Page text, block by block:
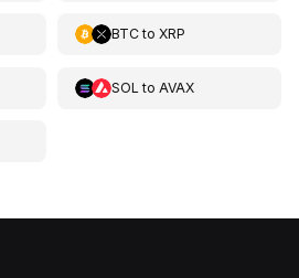
BTCto XRP
SOL to AVAX